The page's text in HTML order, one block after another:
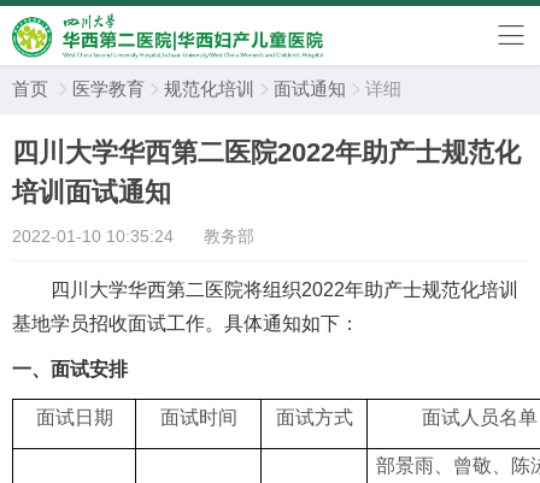
首页  医学教育  规范化培训  面试通知  详细
四川大学华西第二医院2022年助产士规范化
培训面试通知
2022-01-10 10:35:24 教务部
四川大学华西第二医院将组织2022年助产士规范化培训
基地学员招收面试工作。具体通知如下：
一、面试安排
面试日期 面试时间 面试方式 面试人员名单
部景雨、曾敬、陈